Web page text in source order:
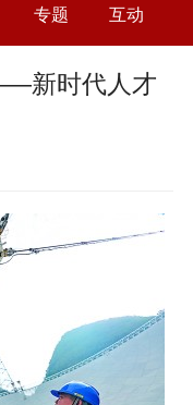
专题 互动
新时代人才